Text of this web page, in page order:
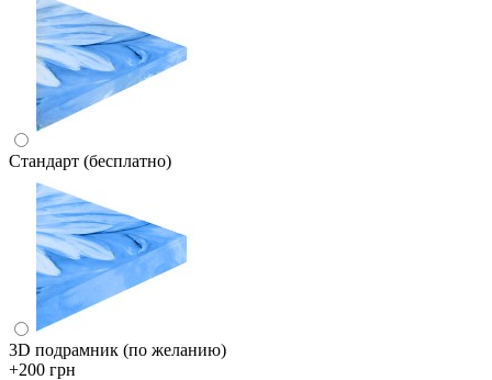
Стандарт (бесплатно)
3D подрамник (по желанию)
+200 грн